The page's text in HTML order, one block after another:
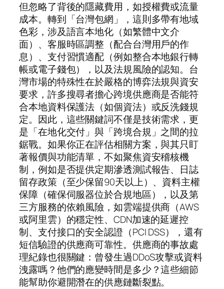
但忽略了背後的隱藏費用，如授權費或流量
成本。轉到「台灣包網」，這則多帶有地域
色彩，涉及語言本地化（如繁體中文介
面）、客服時區調整（配合台灣用戶的作
息）、支付習慣適配（例如整合本地銀行轉
帳或電子錢包），以及法規風險的認知。台
灣市場的特殊性在於嚴格的博弈法規與資安
要求，許多搜尋者擔心跨境供應商是否能符
合本地資料保護法（如個資法）或反洗錢規
定。因此，這些關鍵詞不僅是技術需求，更
是「在地化交付」與「跨境合規」之間的拉
鋸戰。如果你正在評估相關方案，與其只盯
著報價與功能清單，不如聚焦資安稽核機
制，例如是否提供定期滲透測試報告、日誌
留存政策（至少保留90天以上）、資料主權
保障（確保伺服器位於合規地區），以及第
三方服務的依賴風險，如雲端提供商（AWS
或阿里雲）的穩定性、CDN加速的延遲控
制、支付接口的安全認證（PCI DSS），還有
短信驗證的供應商可靠性。供應商的事故處
理紀錄也很關鍵：曾發生過DDoS攻擊或資料
洩露嗎？他們的應變時間是多少？這些細節
能幫助你避開潛在的供應鏈斷裂點。